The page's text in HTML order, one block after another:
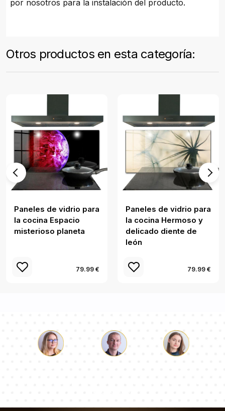
por nosotros para la instalación del producto.
Otros productos en esta categoría:
Paneles de vidrio para
la cocina Espacio
misterioso planeta
79.99 €
Paneles de vidrio para
la cocina Hermoso y
delicado diente de
león
79.99 €